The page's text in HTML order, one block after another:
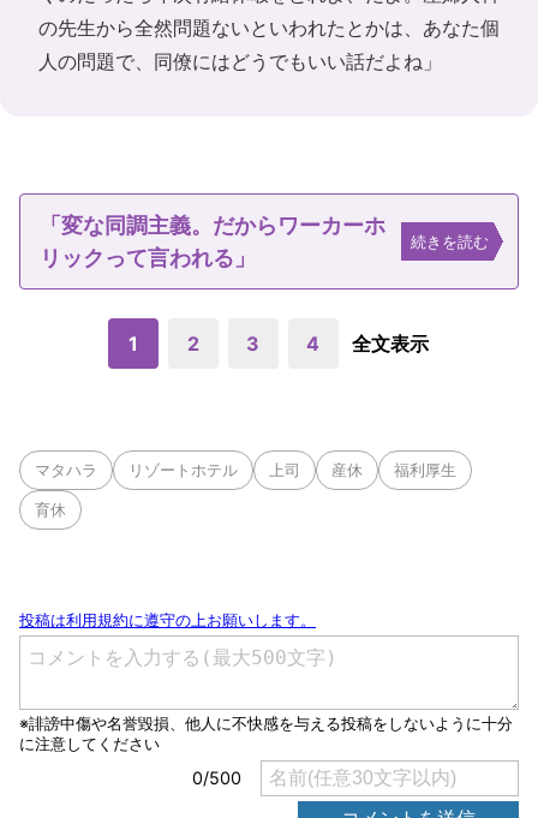
の先生から全然問題ないといわれたとかは、あなた個
人の問題で、同僚にはどうでもいい話だよね」
「変な同調主義。だからワーカーホ
リックって言われる」
続きを読む
1 2 3 4 全文表示
マタハラ リゾートホテル 上司 産休 福利厚生
育休